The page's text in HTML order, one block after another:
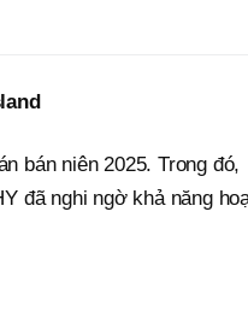
bán niên 2025. Trong đó,
đã nghi ngờ khả năng